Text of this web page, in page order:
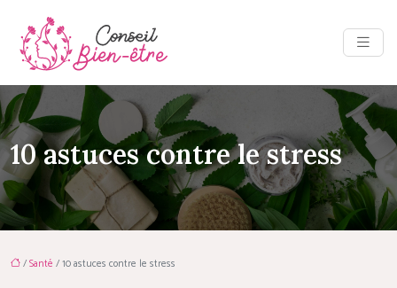
10 astuces contre le stress
/Santé / 10 astuces contre le stress